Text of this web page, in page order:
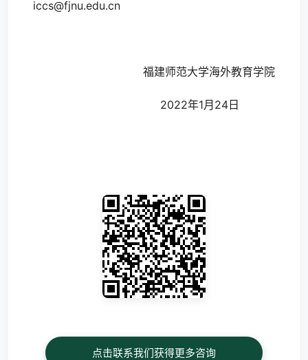
iccs@fjnu.edu.cn
福建师范大学海外教育学院
2022年1月24日
点击联系我们获得更多咨询